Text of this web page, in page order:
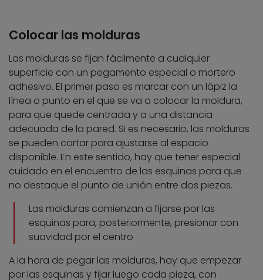
Colocar las molduras
Las molduras se fijan fácilmente a cualquier
superficie con un pegamento especial o mortero
adhesivo. El primer paso es marcar con un lápiz la
línea o punto en el que se va a colocar la moldura,
para que quede centrada y a una distancia
adecuada de la pared. Si es necesario, las molduras
se pueden cortar para ajustarse al espacio
disponible. En este sentido, hay que tener especial
cuidado en el encuentro de las esquinas para que
no destaque el punto de unión entre dos piezas.
Las molduras comienzan a fijarse por las
esquinas para, posteriormente, presionar con
suavidad por el centro
A la hora de pegar las molduras, hay que empezar
por las esquinas y fijar luego cada pieza, con